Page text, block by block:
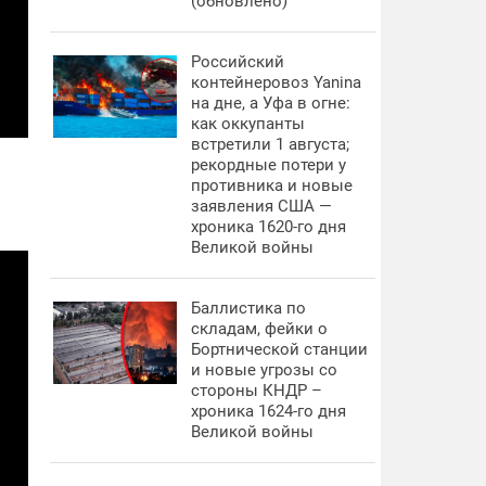
Российский
контейнеровоз Yanina
на дне, а Уфа в огне:
как оккупанты
встретили 1 августа;
рекордные потери у
противника и новые
заявления США —
хроника 1620-го дня
Великой войны
Баллистика по
складам, фейки о
Бортнической станции
и новые угрозы со
стороны КНДР –
хроника 1624-го дня
Великой войны